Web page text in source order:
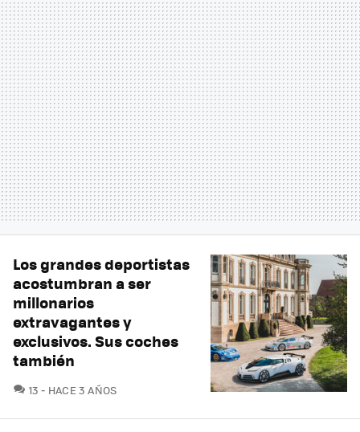
Los grandes deportistas
acostumbran a ser
millonarios
extravagantes y
exclusivos. Sus coches
también
13 COMENTARIOS
HACE 3 AÑOS